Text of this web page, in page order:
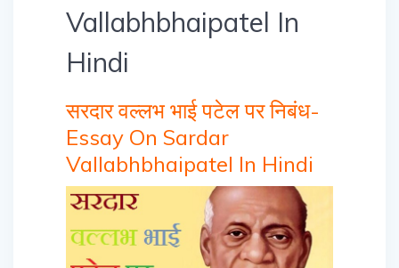
Vallabhbhaipatel In
Hindi
सरदार वल्लभ भाई पटेल पर निबंध-
Essay On Sardar
Vallabhbhaipatel In Hindi